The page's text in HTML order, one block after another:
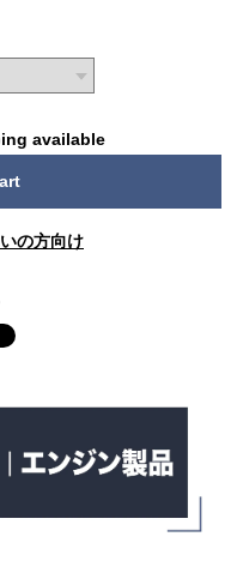
available
の方向け